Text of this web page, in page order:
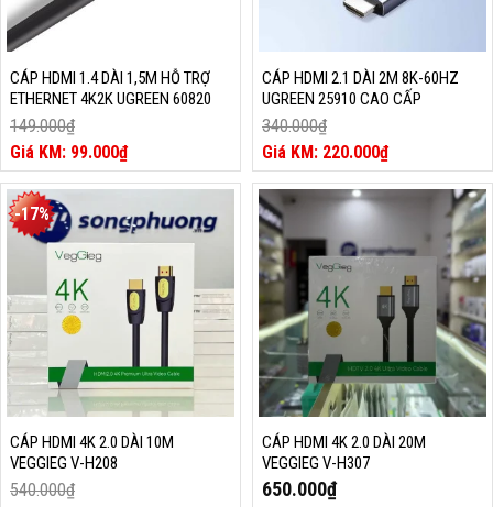
CÁP HDMI 1.4 DÀI 1,5M HỖ TRỢ
ETHERNET 4K2K UGREEN 60820
149.000₫
Giá
gốc
là:
149.000₫.
99.000₫
Giá
hiện
tại
là:
99.000₫.
CÁP HDMI 2.1 DÀI 2M 8K-60HZ
UGREEN 25910 CAO CẤP
340.000₫
Giá
gốc
là:
340.000₫.
220.000₫
Giá
hiện
tại
là:
220.000₫.
-17%
CÁP HDMI 4K 2.0 DÀI 10M
VEGGIEG V-H208
540.000₫
CÁP HDMI 4K 2.0 DÀI 20M
VEGGIEG V-H307
650.000₫